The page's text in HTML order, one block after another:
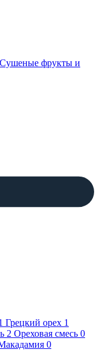
Сушеные фрукты и
Грецкий орех 1
2 Ореховая смесь 0
0